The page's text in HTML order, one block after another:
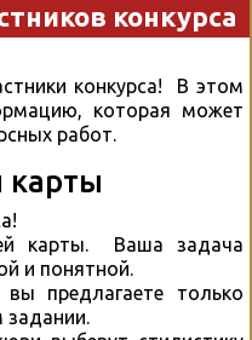
конкурса
конкурса! В этом
которая может
работ.
карты
карты. Ваша задача
и понятной.
предлагаете только
задании.